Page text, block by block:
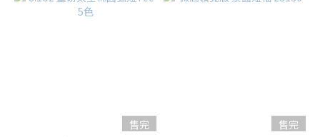
售完
售完